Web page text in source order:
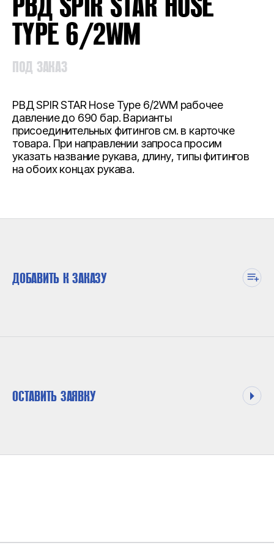
TYPE 6/2WM
ПОД ЗАКАЗ
РВД SPIR STAR Hose Type 6/2WM рабочее
давление до 690 бар. Варианты
присоединительных фитингов см. в карточке
товара. При направлении запроса просим
указать название рукава, длину, типы фитингов
на обоих концах рукава.
ДОБАВИТЬ К ЗАКАЗУ
ОСТАВИТЬ ЗАЯВКУ